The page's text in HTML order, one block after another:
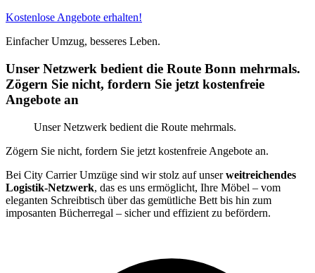
Kostenlose Angebote erhalten!
Einfacher Umzug, besseres Leben.
Unser Netzwerk bedient die Route Bonn mehrmals.
Zögern Sie nicht, fordern Sie jetzt kostenfreie
Angebote an
Unser Netzwerk bedient die Route mehrmals.
Zögern Sie nicht, fordern Sie jetzt kostenfreie Angebote an.
Bei City Carrier Umzüge sind wir stolz auf unserweitreichendes
Logistik-Netzwerk, das es uns ermöglicht, Ihre Möbel – vom
eleganten Schreibtisch über das gemütliche Bett bis hin zum
imposanten Bücherregal – sicher und effizient zu befördern.